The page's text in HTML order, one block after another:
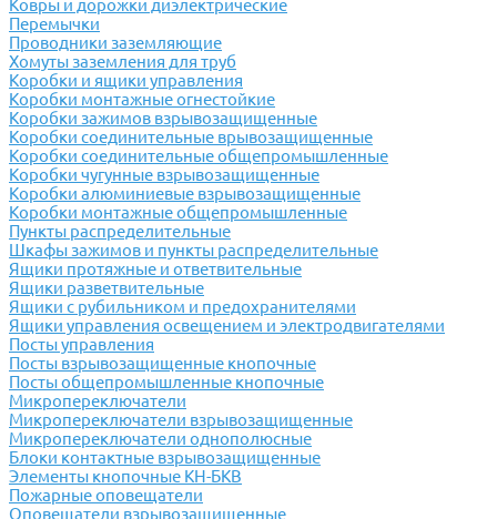
Ковры и дорожки диэлектрические
Перемычки
Проводники заземляющие
Хомуты заземления для труб
Коробки и ящики управления
Коробки монтажные огнестойкие
Коробки зажимов взрывозащищенные
Коробки соединительные врывозащищенные
Коробки соединительные общепромышленные
Коробки чугунные взрывозащищенные
Коробки алюминиевые взрывозащищенные
Коробки монтажные общепромышленные
Пункты распределительные
Шкафы зажимов и пункты распределительные
Ящики протяжные и ответвительные
Ящики разветвительные
Ящики с рубильником и предохранителями
Ящики управления освещением и электродвигателями
Посты управления
Посты взрывозащищенные кнопочные
Посты общепромышленные кнопочные
Микропереключатели
Микропереключатели взрывозащищенные
Микропереключатели однополюсные
Блоки контактные взрывозащищенные
Элементы кнопочные КН-БКВ
Пожарные оповещатели
Оповещатели взрывозащищенные